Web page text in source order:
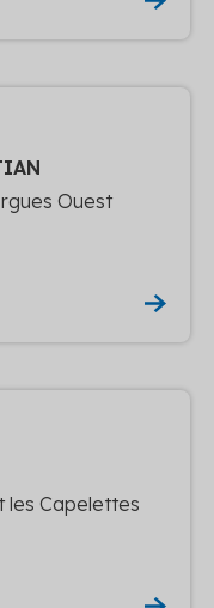
Ouest
les Capelettes